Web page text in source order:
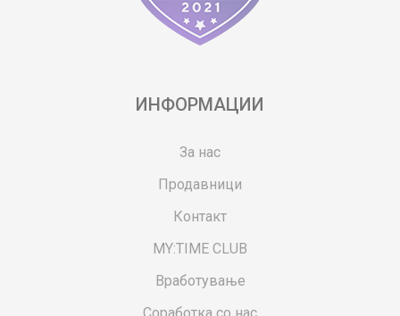
ИНФОРМАЦИИ
За нас
Продавници
Контакт
MY:TIME CLUB
Вработување